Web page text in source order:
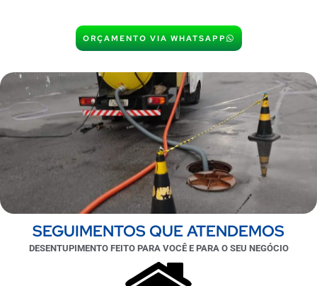
ORÇAMENTO VIA WHATSAPP
SEGUIMENTOS QUE ATENDEMOS
DESENTUPIMENTO FEITO PARA VOCÊ E PARA O SEU NEGÓCIO